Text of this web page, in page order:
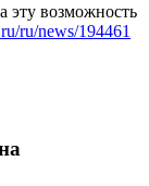
эту возможность
ru/news/194461